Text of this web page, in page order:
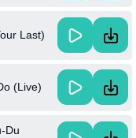
Last)
(Live)
Du